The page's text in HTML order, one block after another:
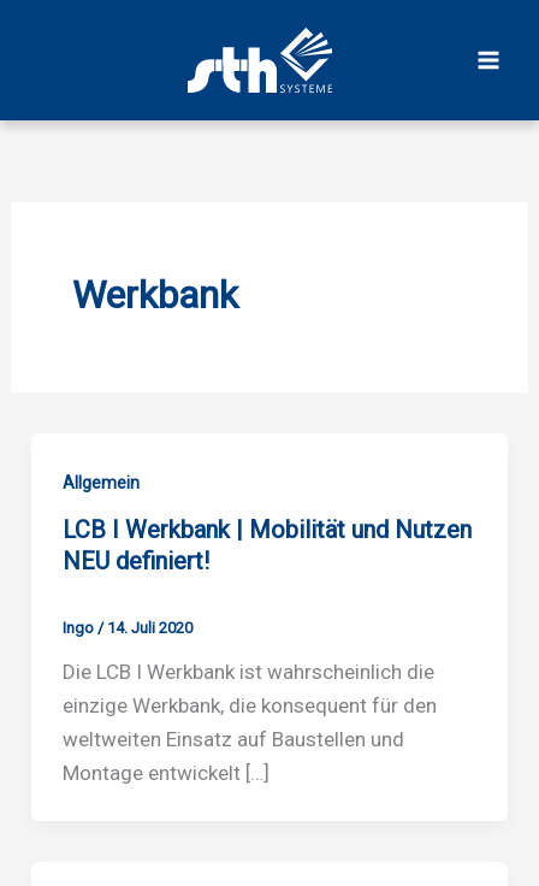
Werkbank
Allgemein
LCB I Werkbank | Mobilität und Nutzen
NEU definiert!
Ingo / 14. Juli 2020
Die LCB I Werkbank ist wahrscheinlich die
einzige Werkbank, die konsequent für den
weltweiten Einsatz auf Baustellen und
Montage entwickelt […]